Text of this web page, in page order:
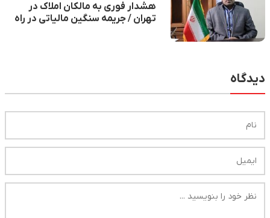
هشدار فوری به مالکان املاک در
تهران / جریمه سنگین مالیاتی در راه
دیدگاه